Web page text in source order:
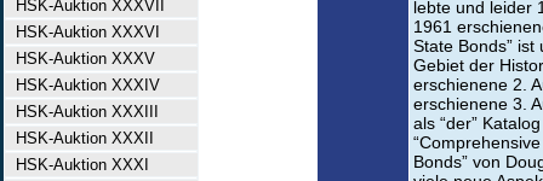
HSK-Auktion XXXVII
HSK-Auktion XXXVI
HSK-Auktion XXXV
HSK-Auktion XXXIV
HSK-Auktion XXXIII
HSK-Auktion XXXII
HSK-Auktion XXXI
lebte und leider
1961
State Bonds”
Gebiet der
erschienene 2.
erschienene 3.
als “der”
Bonds” von